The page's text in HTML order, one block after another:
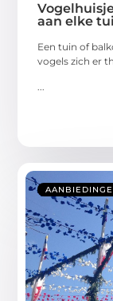
aan elke
Een tuin of
vogels zich er
...